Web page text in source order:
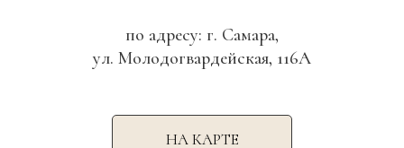
по адресу: г. Самара,
ул. Молодогвардейская, 116А
НА КАРТЕ